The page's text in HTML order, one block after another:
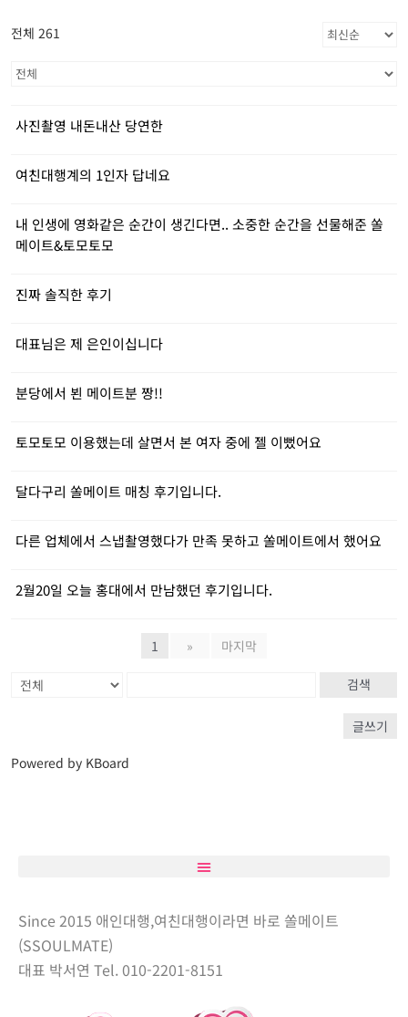
전체 261
사진촬영 내돈내산 당연한
여친대행계의 1인자 답네요
내 인생에 영화같은 순간이 생긴다면.. 소중한 순간을 선물해준 쏠
메이트&토모토모
진짜 솔직한 후기
대표님은 제 은인이십니다
분당에서 뵌 메이트분 짱!!
토모토모 이용했는데 살면서 본 여자 중에 젤 이뻤어요
달다구리 쏠메이트 매칭 후기입니다.
다른 업체에서 스냅촬영했다가 만족 못하고 쏠메이트에서 했어요
2월20일 오늘 홍대에서 만남했던 후기입니다.
1 » 마지막
검색
글쓰기
Powered by KBoard
Since 2015 애인대행,여친대행이라면 바로 쏠메이트
(SSOULMATE)
대표 박서연 Tel. 010-2201-8151